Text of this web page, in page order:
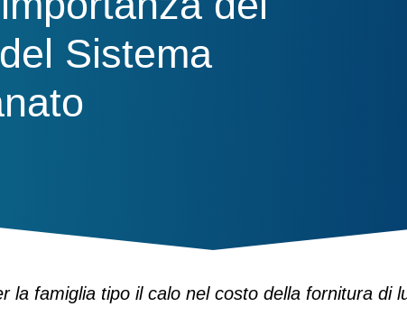
Sistema
la famiglia tipo il calo nel costo della fornitura di